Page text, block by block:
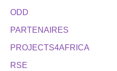
ODD
PARTENAIRES
PROJECTS4AFRICA
RSE